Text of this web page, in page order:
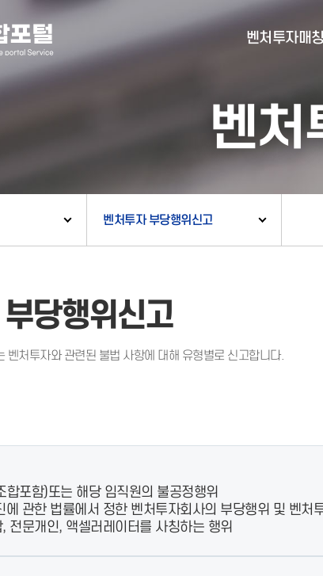
벤처투자매칭
- 벤처투자회사 전
- 벤처투자마트란?
벤처
벤처투자 부당행위신고
당행위신고
벤처투자와 관련된 불법 사항에 대해 유형별로 신고합니다.
합포함)또는 해당 임직원의 불공정행위
에 관한 법률에서 정한 벤처투자회사의 부당행위 및 벤처
전문개인, 액셀러레이터를 사칭하는 행위